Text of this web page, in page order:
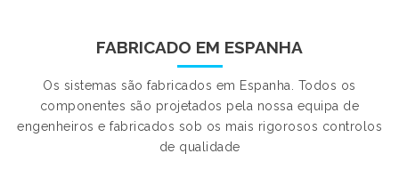
FABRICADO EM ESPANHA
Os sistemas são fabricados em Espanha. Todos os
componentes são projetados pela nossa equipa de
engenheiros e fabricados sob os mais rigorosos controlos
de qualidade